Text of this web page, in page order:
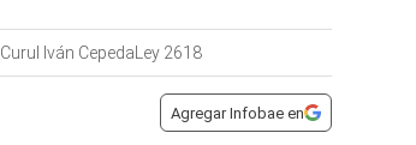
Curul Iván CepedaLey 2618
Agregar Infobae en